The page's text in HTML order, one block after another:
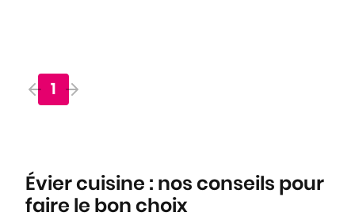
1
Évier cuisine : nos conseils pour
faire le bon choix